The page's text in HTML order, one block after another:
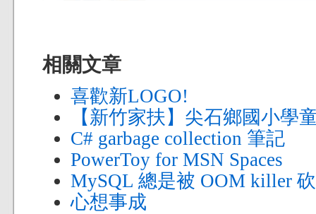
相關文章
喜歡新LOGO!
【新竹家扶】尖石鄉國小學
C# garbage collection 筆記
PowerToy for MSN Spaces
MySQL 總是被 OOM killer
心想事成